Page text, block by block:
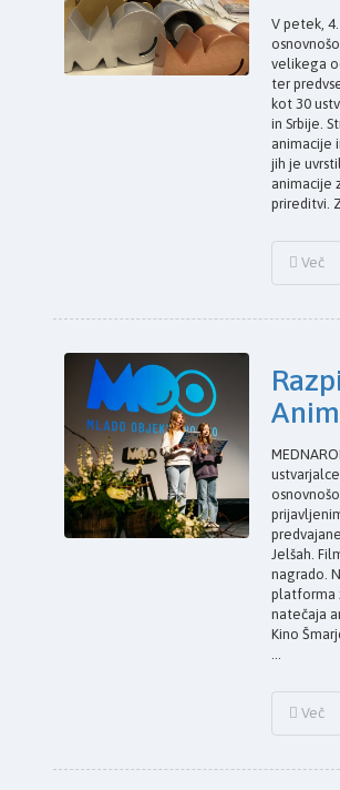
V petek,
velikega
ter
kot 30
in Srbije.
animacije
jih je
animacije
prireditvi.
Več
Jelšah.
nagrado.
platforma
natečaja
Kino
...
Več